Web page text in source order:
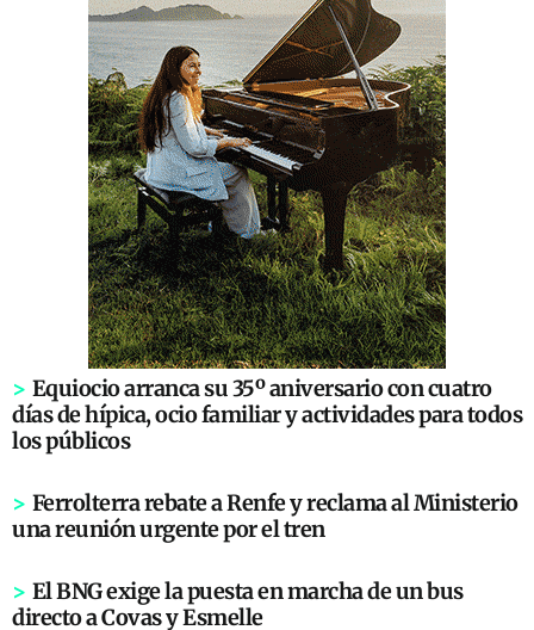
> Equiocio arranca su 35º aniversario con cuatro
días de hípica, ocio familiar y actividades para todos
los públicos
> Ferrolterra rebate a Renfe y reclama al Ministerio
una reunión urgente por el tren
> El BNG exige la puesta en marcha de un bus
directo a Covas y Esmelle